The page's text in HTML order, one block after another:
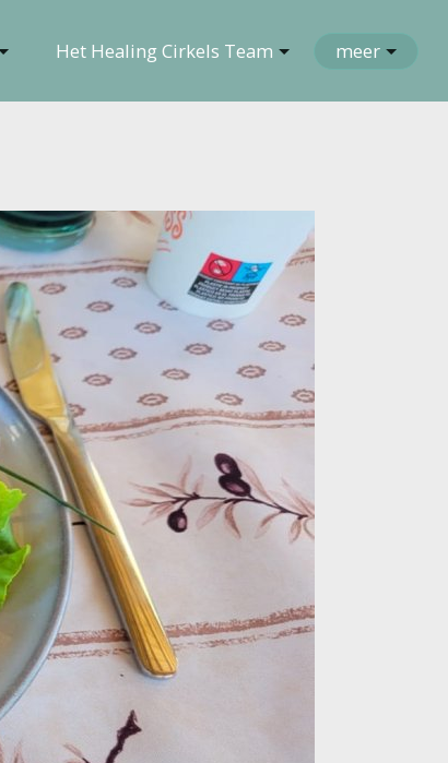
Het Healing Cirkels Team meer